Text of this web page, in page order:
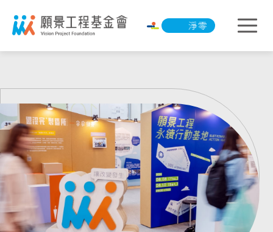
淨零承諾行動 淨零承